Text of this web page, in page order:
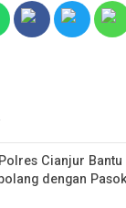
Cianjur Bantu
dengan